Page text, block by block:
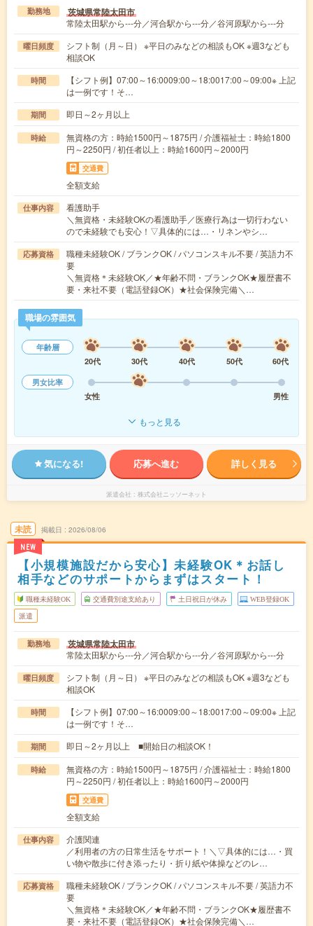
勤務地 茨城県常陸太田市
常陸太田駅から---分／河合駅から---分／谷河原駅から---分
曜日頻度
シフト制（月～日） ※平日のみなどの相談もOK ※週3なども
相談OK
時間
【シフト例】07:00～16:0009:00～18:0017:00～09:00※ 上記
は一例です！そ…
期間 即日～2ヶ月以上
時給
無資格の方：時給1500円～1875円 / 介護福祉士：時給1800
円～2250円 / 初任者以上：時給1600円～2000円
交通費
全額支給
仕事内容
看護助手
＼無資格・未経験OKの看護助手／医療行為は一切行わない
ので未経験でも安心！▽具体的には…・リネンやシ…
応募資格
職種未経験OK / ブランクOK / パソコンスキル不要 / 英語力不
要
＼無資格＊未経験OK／★年齢不問・ブランクOK★履歴書不
要・来社不要（電話登録OK）★社会保険完備＼…
職場の雰囲気
年齢層
20代
30代 40代 50代
60代
男女比率
女性
男性
もっと見る
気になる! 応募へ進む 詳しく見る
派遣会社 株式会社ニッソーネット
未読
NEW
掲載日 2026/08/06
【小規模施設だから安心】未経験OK＊お話し
相手などのサポートからまずはスタート！
職種未経験OK 交通費別途支給あり 土日祝日が休み WEB登録OK
派遣
勤務地 茨城県常陸太田市
常陸太田駅から---分／河合駅から---分／谷河原駅から---分
曜日頻度
シフト制（月～日） ※平日のみなどの相談もOK ※週3なども
相談OK
時間
【シフト例】07:00～16:0009:00～18:0017:00～09:00※ 上記
は一例です！そ…
期間 即日～2ヶ月以上 ■開始日の相談OK！
時給
無資格の方：時給1500円～1875円 / 介護福祉士：時給1800
円～2250円 / 初任者以上：時給1600円～2000円
交通費
全額支給
仕事内容
介護関連
／利用者の方の日常生活をサポート！＼▽具体的には…・買
い物や散歩に付き添ったり・折り紙や体操などのレ…
応募資格
職種未経験OK / ブランクOK / パソコンスキル不要 / 英語力不
要
＼無資格＊未経験OK／★年齢不問・ブランクOK★履歴書不
要・来社不要（電話登録OK）★社会保険完備＼…